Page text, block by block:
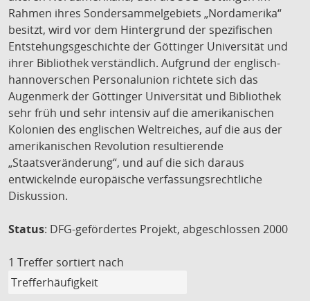
Rahmen ihres Sondersammelgebiets „Nordamerika“
besitzt, wird vor dem Hintergrund der spezifischen
Entstehungsgeschichte der Göttinger Universität und
ihrer Bibliothek verständlich. Aufgrund der englisch-
hannoverschen Personalunion richtete sich das
Augenmerk der Göttinger Universität und Bibliothek
sehr früh und sehr intensiv auf die amerikanischen
Kolonien des englischen Weltreiches, auf die aus der
amerikanischen Revolution resultierende
„Staatsveränderung“, und auf die sich daraus
entwickelnde europäische verfassungsrechtliche
Diskussion.
Status: DFG-gefördertes Projekt, abgeschlossen 2000
1 Treffer sortiert nach